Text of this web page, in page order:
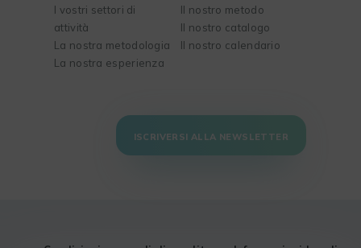
I vostri settori di
attività
La nostra metodologia
La nostra esperienza
Il nostro metodo
Il nostro catalogo
Il nostro calendario
ISCRIVERSI ALLA NEWSLETTER